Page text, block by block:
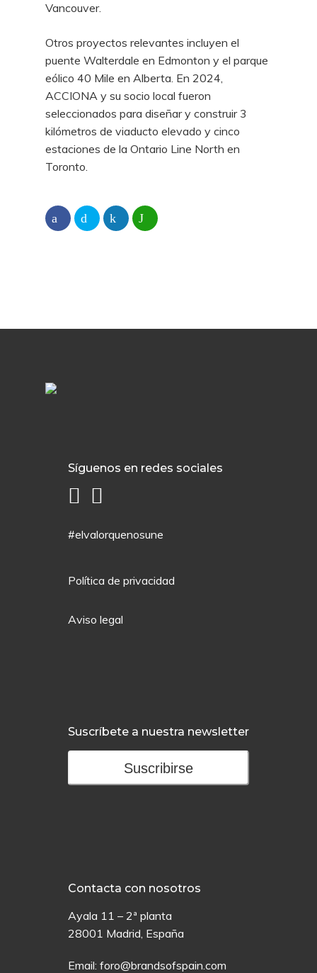
Vancouver.
Otros proyectos relevantes incluyen el
puente Walterdale en Edmonton y el parque
eólico 40 Mile en Alberta. En 2024,
ACCIONA y su socio local fueron
seleccionados para diseñar y construir 3
kilómetros de viaducto elevado y cinco
estaciones de la Ontario Line North en
Toronto.
Síguenos en redes sociales
#elvalorquenosune
Política de privacidad
Aviso legal
Suscríbete a nuestra newsletter
Suscribirse
Contacta con nosotros
Ayala 11 – 2ª planta
28001 Madrid, España
Email: foro@brandsofspain.com